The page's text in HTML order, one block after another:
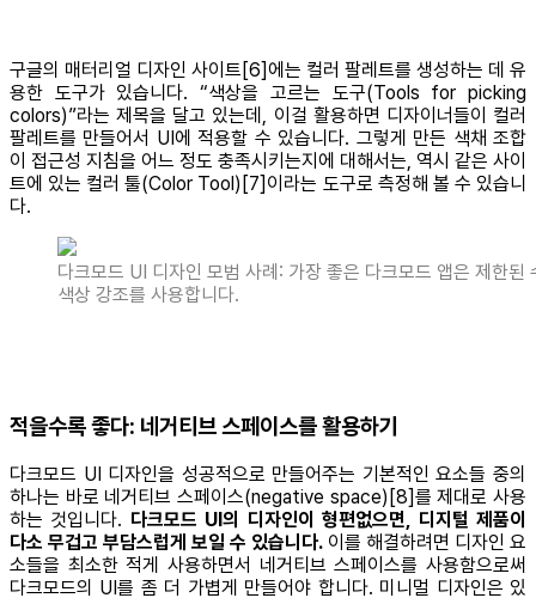
구글의 매터리얼 디자인 사이트[6]에는 컬러 팔레트를 생성하는 데 유
용한 도구가 있습니다. “색상을 고르는 도구(Tools for picking
colors)”라는 제목을 달고 있는데, 이걸 활용하면 디자이너들이 컬러
팔레트를 만들어서 UI에 적용할 수 있습니다. 그렇게 만든 색채 조합
이 접근성 지침을 어느 정도 충족시키는지에 대해서는, 역시 같은 사이
트에 있는 컬러 툴(Color Tool)[7]이라는 도구로 측정해 볼 수 있습니
다.
다크모드 UI 디자인 모범 사례: 가장 좋은 다크모드 앱은 제한된
색상 강조를 사용합니다.
적을수록 좋다: 네거티브 스페이스를 활용하기
다크모드 UI 디자인을 성공적으로 만들어주는 기본적인 요소들 중의
하나는 바로 네거티브 스페이스(negative space)[8]를 제대로 사용
하는 것입니다. 다크모드 UI의 디자인이 형편없으면, 디지털 제품이
다소 무겁고 부담스럽게 보일 수 있습니다. 이를 해결하려면 디자인 요
소들을 최소한 적게 사용하면서 네거티브 스페이스를 사용함으로써
다크모드의 UI를 좀 더 가볍게 만들어야 합니다. 미니멀 디자인은 있